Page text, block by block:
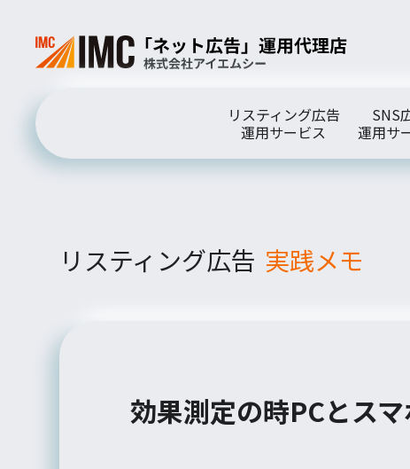
リスティング広告
運用サービス
SNS
運用サ
リスティング広告 実践メモ
効果測定の時PCとス